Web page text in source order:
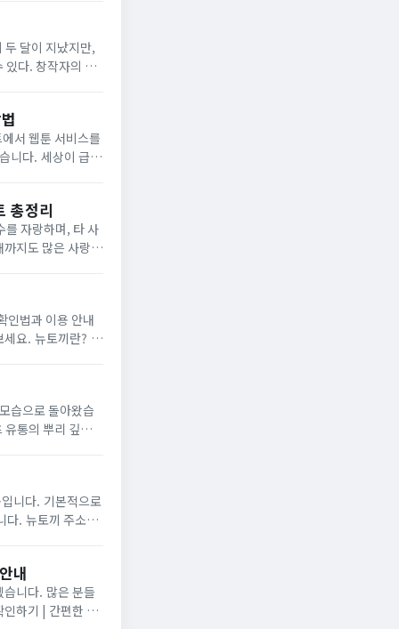
두 달이 지났지만,
있다. 창작자의 권
서 웹툰 서비스를
급변
총정리
자랑하며, 타 사
지도 많은 사랑을
인법과 이용 안내
? 뉴
습으로 돌아왔습
유통의 뿌리 깊은
적으로
는
내
은 분들